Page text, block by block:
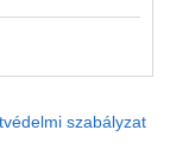
szabályzat
van
észleltek
van der Hoeven